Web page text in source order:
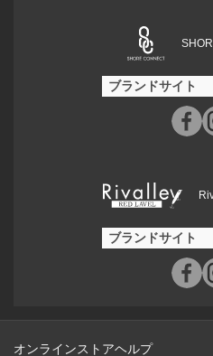
ブランドサイト
ブランドサイト
オンラインストアヘルプ